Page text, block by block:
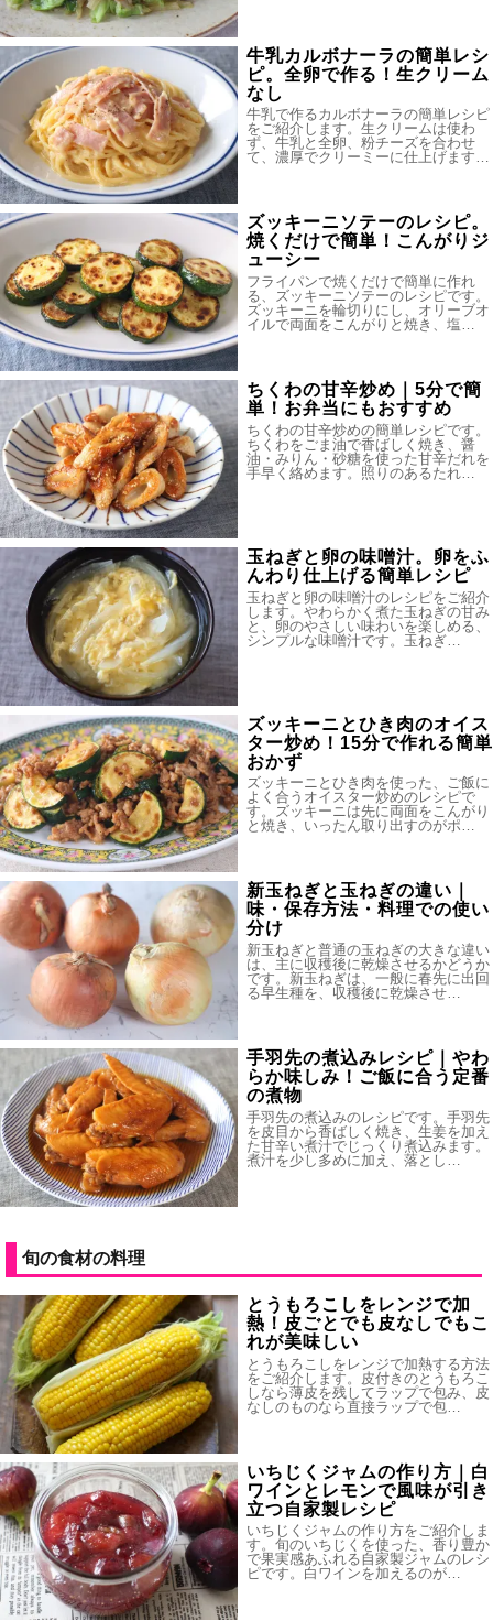
牛乳カルボナーラの簡単レシ
ピ。全卵で作る！生クリーム
なし
牛乳で作るカルボナーラの簡単レシピ
をご紹介します。生クリームは使わ
ず、牛乳と全卵、粉チーズを合わせ
て、濃厚でクリーミーに仕上げます…
ズッキーニソテーのレシピ。
焼くだけで簡単！こんがりジ
ューシー
フライパンで焼くだけで簡単に作れ
る、ズッキーニソテーのレシピです。
ズッキーニを輪切りにし、オリーブオ
イルで両面をこんがりと焼き、塩…
ちくわの甘辛炒め｜5分で簡
単！お弁当にもおすすめ
ちくわの甘辛炒めの簡単レシピです。
ちくわをごま油で香ばしく焼き、醤
油・みりん・砂糖を使った甘辛だれを
手早く絡めます。照りのあるたれ…
玉ねぎと卵の味噌汁。卵をふ
んわり仕上げる簡単レシピ
玉ねぎと卵の味噌汁のレシピをご紹介
します。やわらかく煮た玉ねぎの甘み
と、卵のやさしい味わいを楽しめる、
シンプルな味噌汁です。玉ねぎ…
ズッキーニとひき肉のオイス
ター炒め！15分で作れる簡単
おかず
ズッキーニとひき肉を使った、ご飯に
よく合うオイスター炒めのレシピで
す。ズッキーニは先に両面をこんがり
と焼き、いったん取り出すのがポ…
新玉ねぎと玉ねぎの違い｜
味・保存方法・料理での使い
分け
新玉ねぎと普通の玉ねぎの大きな違い
は、主に収穫後に乾燥させるかどうか
です。新玉ねぎは、一般に春先に出回
る早生種を、収穫後に乾燥させ…
手羽先の煮込みレシピ｜やわ
らか味しみ！ご飯に合う定番
の煮物
手羽先の煮込みのレシピです。手羽先
を皮目から香ばしく焼き、生姜を加え
た甘辛い煮汁でじっくり煮込みます。
煮汁を少し多めに加え、落とし…
旬の食材の料理
とうもろこしをレンジで加
熱！皮ごとでも皮なしでもこ
れが美味しい
とうもろこしをレンジで加熱する方法
をご紹介します。皮付きのとうもろこ
しなら薄皮を残してラップで包み、皮
なしのものなら直接ラップで包…
いちじくジャムの作り方｜白
ワインとレモンで風味が引き
立つ自家製レシピ
いちじくジャムの作り方をご紹介しま
す。旬のいちじくを使った、香り豊か
で果実感あふれる自家製ジャムのレシ
ピです。白ワインを加えるのが…